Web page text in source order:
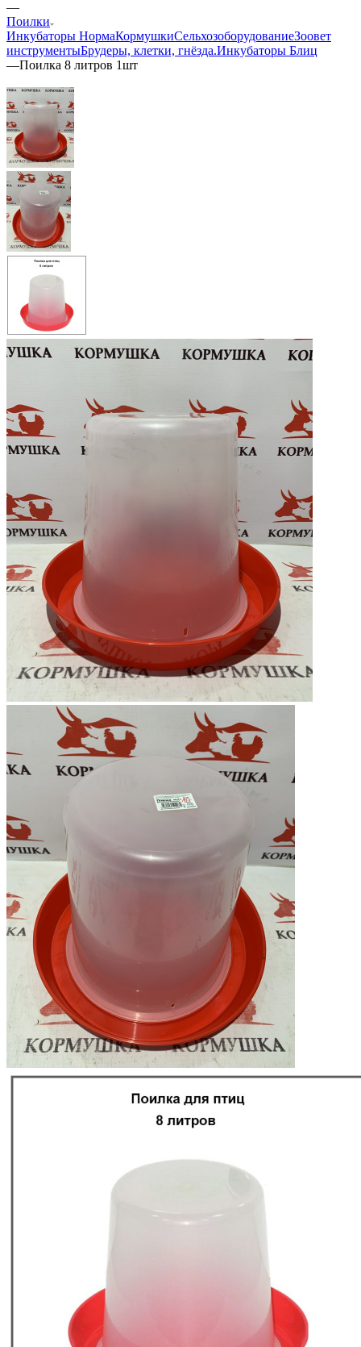
—
Поилки
Инкубаторы НормаКормушкиСельхозоборудованиеЗоовет
инструментыБрудеры, клетки, гнёзда.Инкубаторы Блиц
—Поилка 8 литров 1шт